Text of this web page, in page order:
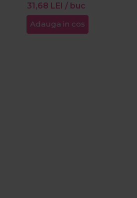
31,68 LEI / buc
Adauga in cos